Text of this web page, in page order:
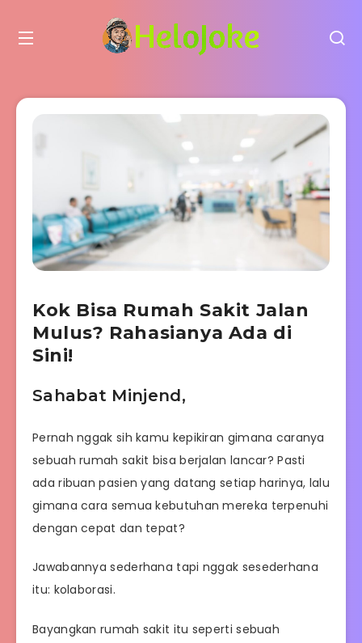
Kok Bisa Rumah Sakit Jalan
Mulus? Rahasianya Ada di
Sini!
Sahabat Minjend,
Pernah nggak sih kamu kepikiran gimana caranya
sebuah rumah sakit bisa berjalan lancar? Pasti
ada ribuan pasien yang datang setiap harinya, lalu
gimana cara semua kebutuhan mereka terpenuhi
dengan cepat dan tepat?
Jawabannya sederhana tapi nggak sesederhana
itu: kolaborasi.
Bayangkan rumah sakit itu seperti sebuah